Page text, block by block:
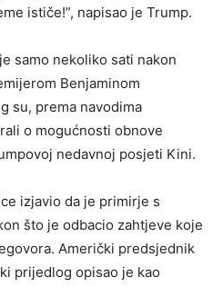
ističe!”, napisao je Trump.
samo nekoliko sati nakon
Benjaminom
su, prema navodima
o mogućnosti obnove
nedavnoj posjeti Kini.
izjavio da je primirje s
što je odbacio zahtjeve koje
Američki predsjednik
prijedlog opisao je kao